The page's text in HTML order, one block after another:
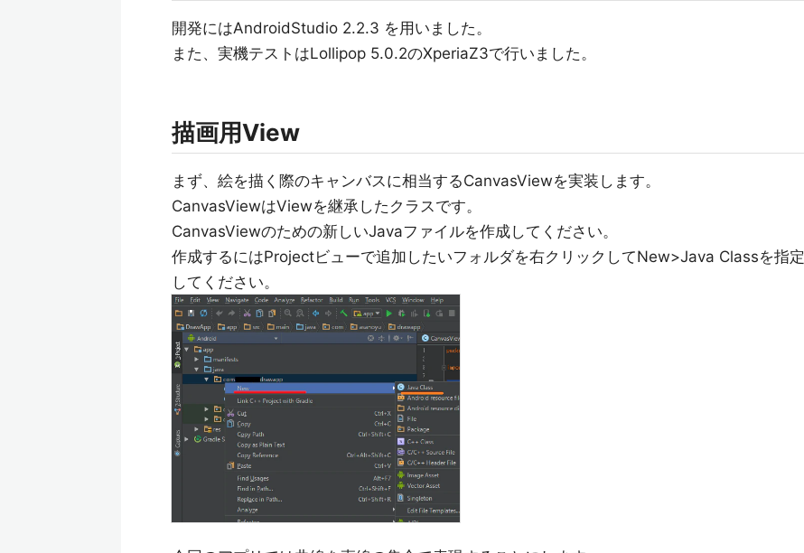
開発にはAndroidStudio 2.2.3 を用いました。
また、実機テストはLollipop 5.0.2のXperiaZ3で行いました。
描画用View
まず、絵を描く際のキャンバスに相当するCanvasViewを実装します。
CanvasViewはViewを継承したクラスです。
CanvasViewのための新しいJavaファイルを作成してください。
作成するにはProjectビューで追加したいフォルダを右クリックしてNew>Java Classを指定
してください。